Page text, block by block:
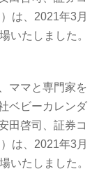
は、2021年3月
いたしました。
ママと専門家を
ベビーカレンダ
田啓司、証券コ
は、2021年3月
いたしました。